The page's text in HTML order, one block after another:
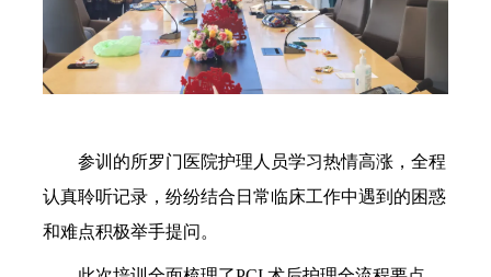
参训的所罗门医院护理人员学习热情高涨，全程
认真聆听记录，纷纷结合日常临床工作中遇到的困惑
和难点积极举手提问。